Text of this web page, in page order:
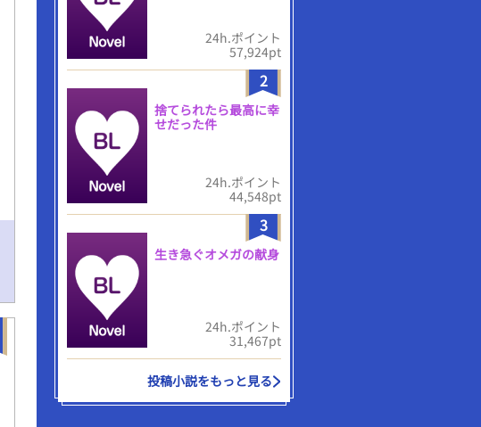
24h.ポイント
57,924pt
2
捨てられたら最高に幸
せだった件
24h.ポイント
44,548pt
3
生き急ぐオメガの献身
24h.ポイント
31,467pt
投稿小説をもっと見る